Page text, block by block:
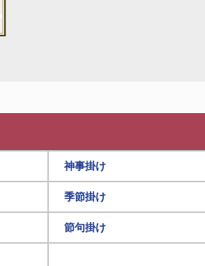
神事掛け
季節掛け
節句掛け